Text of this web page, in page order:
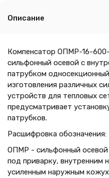
Описание
Компенсатор ОПМР-16-
сильфонный осевой с
патрубком
изготовления различных
устройств для тепловых
предусматривает
патрубков.
Расшифровка обозначения:
ОПМР - сильфонный осевой
под приварку, внутренним
усиленным наружным